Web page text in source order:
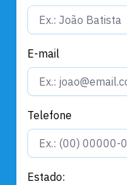
E-mail
Telefone
Estado: